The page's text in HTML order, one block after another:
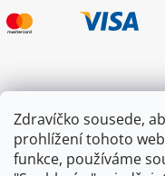
Zdravíčko sousede,
prohlížení tohoto
funkce, používáme